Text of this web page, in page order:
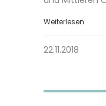
Weiterlesen
22.11.2018